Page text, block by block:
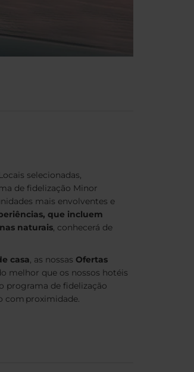
selecionadas,
de fidelização Minor
mais envolventes e
que incluem
naturais, conhecerá de
casa, as nossas Ofertas
melhor que os nossos hotéis
programa de fidelização
com proximidade.